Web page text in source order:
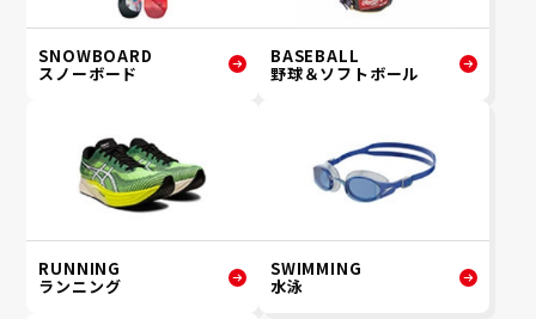
SNOWBOARD
スノーボード
BASEBALL
野球＆ソフトボール
RUNNING
ランニング
SWIMMING
水泳